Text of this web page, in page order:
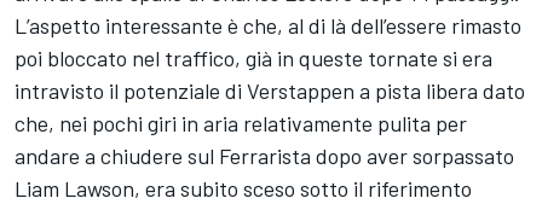
L’aspetto interessante è che, al di là dell’essere rimasto
poi bloccato nel traffico, già in queste tornate si era
intravisto il potenziale di Verstappen a pista libera dato
che, nei pochi giri in aria relativamente pulita per
andare a chiudere sul Ferrarista dopo aver sorpassato
Liam Lawson, era subito sceso sotto il riferimento